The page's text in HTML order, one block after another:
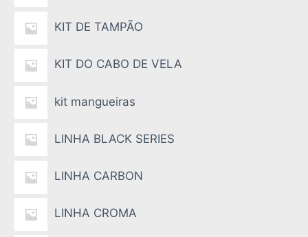
KIT DE TAMPÃO
KIT DO CABO DE VELA
kit mangueiras
LINHA BLACK SERIES
LINHA CARBON
LINHA CROMA